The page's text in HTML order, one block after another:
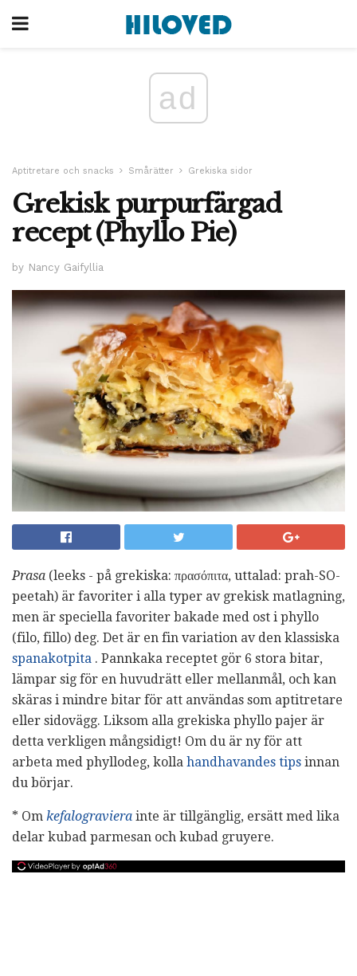
ad
Aptitretare och snacks Smårätter Grekiska sidor
Grekisk purpurfärgad
recept (Phyllo Pie)
by Nancy Gaifyllia
Prasa (leeks - på grekiska: πρασόπιτα, uttalad: prah-SO-
peetah) är favoriter i alla typer av grekisk matlagning,
men är speciella favoriter bakade med ost i phyllo
(filo, fillo) deg. Det är en fin variation av den klassiska
spanakotpita . Pannkaka receptet gör 6 stora bitar,
lämpar sig för en huvudrätt eller mellanmål, och kan
skäras i mindre bitar för att användas som aptitretare
eller sidovägg. Liksom alla grekiska phyllo pajer är
detta verkligen mångsidigt! Om du är ny för att
arbeta med phyllodeg, kolla handhavandes tips innan
du börjar.
* Om kefalograviera inte är tillgänglig, ersätt med lika
delar kubad parmesan och kubad gruyere.